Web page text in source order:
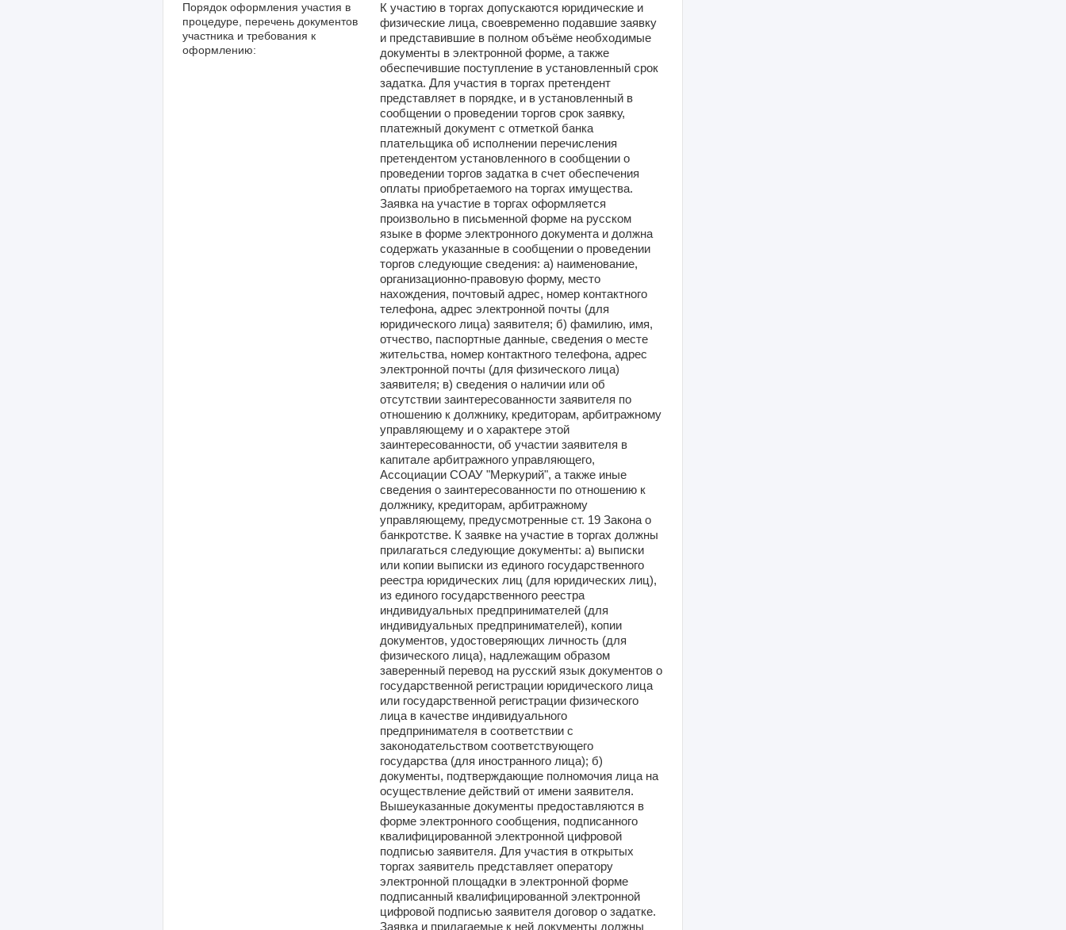
Порядок оформления участия в
процедуре, перечень документов
участника и требования к
оформлению:
К участию в торгах допускаются юридические и
физические лица, своевременно подавшие заявку
и представившие в полном объёме необходимые
документы в электронной форме, а также
обеспечившие поступление в установленный срок
задатка. Для участия в торгах претендент
представляет в порядке, и в установленный в
сообщении о проведении торгов срок заявку,
платежный документ с отметкой банка
плательщика об исполнении перечисления
претендентом установленного в сообщении о
проведении торгов задатка в счет обеспечения
оплаты приобретаемого на торгах имущества.
Заявка на участие в торгах оформляется
произвольно в письменной форме на русском
языке в форме электронного документа и должна
содержать указанные в сообщении о проведении
торгов следующие сведения: а) наименование,
организационно-правовую форму, место
нахождения, почтовый адрес, номер контактного
телефона, адрес электронной почты (для
юридического лица) заявителя; б) фамилию, имя,
отчество, паспортные данные, сведения о месте
жительства, номер контактного телефона, адрес
электронной почты (для физического лица)
заявителя; в) сведения о наличии или об
отсутствии заинтересованности заявителя по
отношению к должнику, кредиторам, арбитражному
управляющему и о характере этой
заинтересованности, об участии заявителя в
капитале арбитражного управляющего,
Ассоциации СОАУ "Меркурий", а также иные
сведения о заинтересованности по отношению к
должнику, кредиторам, арбитражному
управляющему, предусмотренные ст. 19 Закона о
банкротстве. К заявке на участие в торгах должны
прилагаться следующие документы: а) выписки
или копии выписки из единого государственного
реестра юридических лиц (для юридических лиц),
из единого государственного реестра
индивидуальных предпринимателей (для
индивидуальных предпринимателей), копии
документов, удостоверяющих личность (для
физического лица), надлежащим образом
заверенный перевод на русский язык документов о
государственной регистрации юридического лица
или государственной регистрации физического
лица в качестве индивидуального
предпринимателя в соответствии с
законодательством соответствующего
государства (для иностранного лица); б)
документы, подтверждающие полномочия лица на
осуществление действий от имени заявителя.
Вышеуказанные документы предоставляются в
форме электронного сообщения, подписанного
квалифицированной электронной цифровой
подписью заявителя. Для участия в открытых
торгах заявитель представляет оператору
электронной площадки в электронной форме
подписанный квалифицированной электронной
цифровой подписью заявителя договор о задатке.
Заявка и прилагаемые к ней документы должны